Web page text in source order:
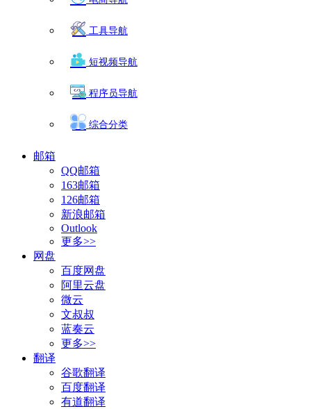
工具导航
短视频导航
程序员导航
综合分类
邮箱
QQ邮箱
163邮箱
126邮箱
新浪邮箱
Outlook
更多>>
网盘
百度网盘
阿里云盘
微云
文叔叔
蓝奏云
更多>>
翻译
谷歌翻译
百度翻译
有道翻译